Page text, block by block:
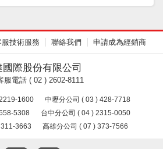
服技術服務 聯絡我們 申請成為經銷商
國際股份有限公司
服電話 ( 02 ) 2602-8111
1600
中壢分公司 ( 03 ) 428-7718
5308
台中分公司 ( 04 ) 2315-0050
3663
高雄分公司 ( 07 ) 373-7566